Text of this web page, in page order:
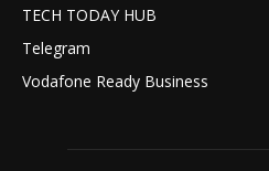
TECH TODAY HUB
Telegram
Vodafone Ready Business